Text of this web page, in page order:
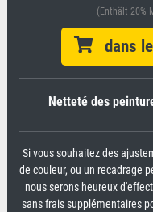
(Enthält 20%
dans le
Netteté des
Si vous souhaitez des
de couleur, ou un recadrage
nous serons heureux
sans frais supplémentaires